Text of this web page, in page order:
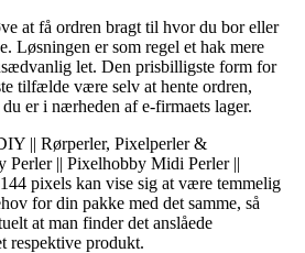
at få ordren bragt til hvor du bor eller
Løsningen er som regel et hak mere
let. Den prisbilligste form for
tilfælde være selv at hente ordren,
er i nærheden af e-firmaets lager.
|| Rørperler, Pixelperler &
Perler || Pixelhobby Midi Perler ||
pixels kan vise sig at være temmelig
for din pakke med det samme, så
at man finder det anslåede
respektive produkt.